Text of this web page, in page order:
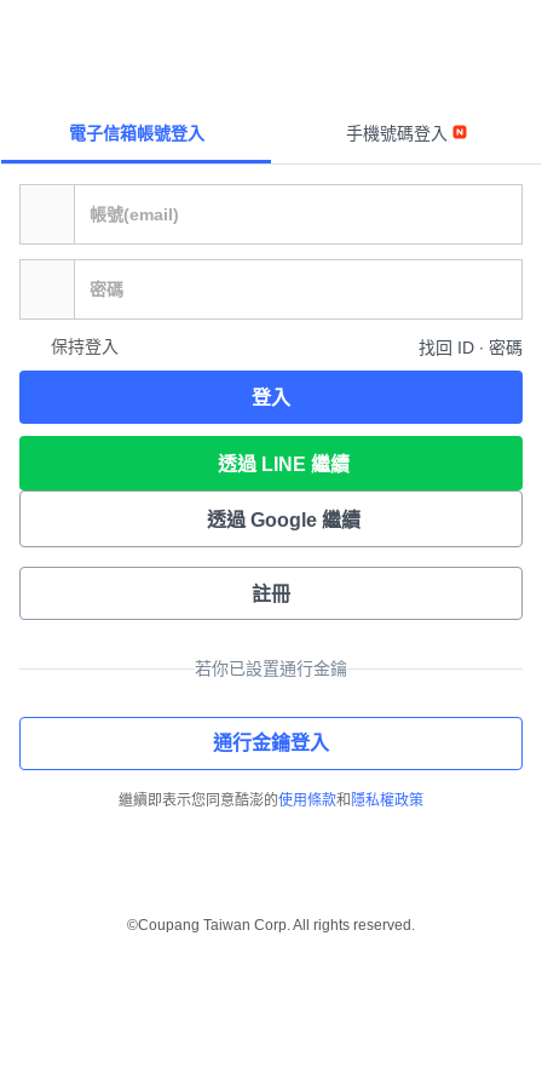
電子信箱帳號登入 手機號碼登入
保持登入 找回 ID ∙ 密碼
登入
透過 LINE 繼續
透過 Google 繼續
註冊
若你已設置通行金鑰
通行金鑰登入
繼續即表示您同意酷澎的使用條款和 隱私權政策
©Coupang Taiwan Corp. All rights reserved.